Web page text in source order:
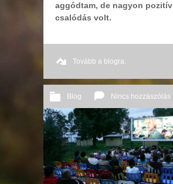
aggódtam, de nagyon pozitív
csalódás volt.
Tovább a blogra.
Blog Nincs hozzászólás
2012 08. 23. Őri András